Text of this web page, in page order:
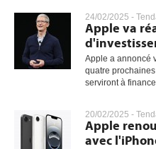
24/02/2025 -
Apple va
Apple a annoncé
quatre
serviront à
20/02/2025 -
Apple
avec